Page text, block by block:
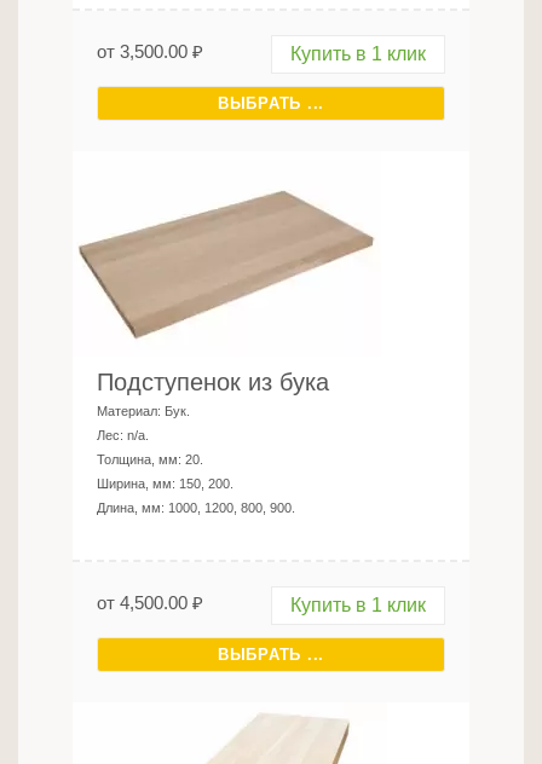
от 3,500.00 ₽ Купить в 1 клик
ВЫБРАТЬ ...
Подступенок из бука
Материал: Бук
Лес: n/a
Толщина, мм: 20
Ширина, мм: 150, 200
Длина, мм: 1000, 1200, 800, 900
от 4,500.00 ₽ Купить в 1 клик
ВЫБРАТЬ ...